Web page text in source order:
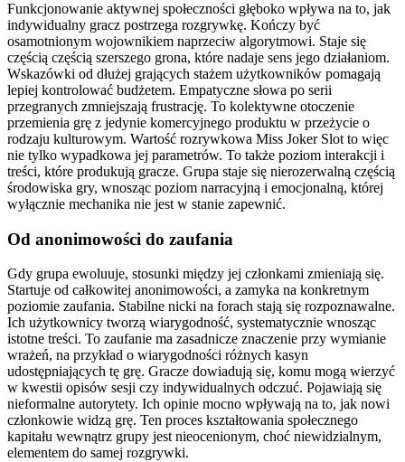
Funkcjonowanie aktywnej społeczności głęboko wpływa na to, jak
indywidualny gracz postrzega rozgrywkę. Kończy być
osamotnionym wojownikiem naprzeciw algorytmowi. Staje się
częścią częścią szerszego grona, które nadaje sens jego działaniom.
Wskazówki od dłużej grających stażem użytkowników pomagają
lepiej kontrolować budżetem. Empatyczne słowa po serii
przegranych zmniejszają frustrację. To kolektywne otoczenie
przemienia grę z jedynie komercyjnego produktu w przeżycie o
rodzaju kulturowym. Wartość rozrywkowa Miss Joker Slot to więc
nie tylko wypadkowa jej parametrów. To także poziom interakcji i
treści, które produkują gracze. Grupa staje się nierozerwalną częścią
środowiska gry, wnosząc poziom narracyjną i emocjonalną, której
wyłącznie mechanika nie jest w stanie zapewnić.
Od anonimowości do zaufania
Gdy grupa ewoluuje, stosunki między jej członkami zmieniają się.
Startuje od całkowitej anonimowości, a zamyka na konkretnym
poziomie zaufania. Stabilne nicki na forach stają się rozpoznawalne.
Ich użytkownicy tworzą wiarygodność, systematycznie wnosząc
istotne treści. To zaufanie ma zasadnicze znaczenie przy wymianie
wrażeń, na przykład o wiarygodności różnych kasyn
udostępniających tę grę. Gracze dowiadują się, komu mogą wierzyć
w kwestii opisów sesji czy indywidualnych odczuć. Pojawiają się
nieformalne autorytety. Ich opinie mocno wpływają na to, jak nowi
członkowie widzą grę. Ten proces kształtowania społecznego
kapitału wewnątrz grupy jest nieocenionym, choć niewidzialnym,
elementem do samej rozgrywki.